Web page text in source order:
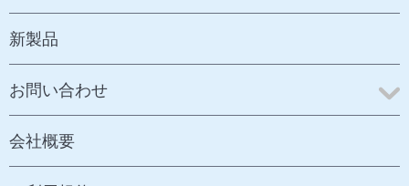
新製品
お問い合わせ
会社概要